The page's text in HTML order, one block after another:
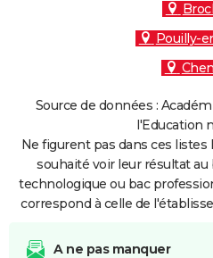
Pouilly-
Source de données :
l'Education
Ne figurent pas dans ces
souhaité voir leur résultat au
technologique ou bac
correspond à celle de
A ne pas manquer